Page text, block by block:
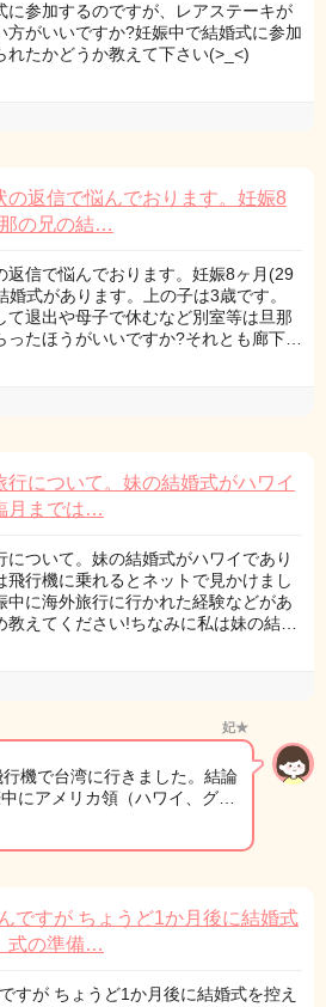
に参加するのですが、レアステーキが
方がいいですか?妊娠中で結婚式に参加
れたかどうか教えて下さい(>_<)
の返信で悩んでおります。妊娠8
の兄の結…
返信で悩んでおります。妊娠8ヶ月(29
婚式があります。上の子は3歳です。
て退出や母子で休むなど別室等は旦那
ったほうがいいですか?それとも廊下…
行について。妹の結婚式がハワイ
月までは…
について。妹の結婚式がハワイであり
飛行機に乗れるとネットで見かけまし
中に海外旅行に行かれた経験などがあ
教えてください!ちなみに私は妹の結…
妃★
機で台湾に行きました。結論
にアメリカ領（ハワイ、グ…
ですが ちょうど1か月後に結婚式
式の準備…
すが ちょうど1か月後に結婚式を控え